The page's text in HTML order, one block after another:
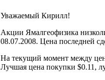
Уважаемый Кирилл!
Акции Ямалгеофизика
08.07.2008. Цена последней
На текущий момент между
Лучшая цена покупки $0.11,